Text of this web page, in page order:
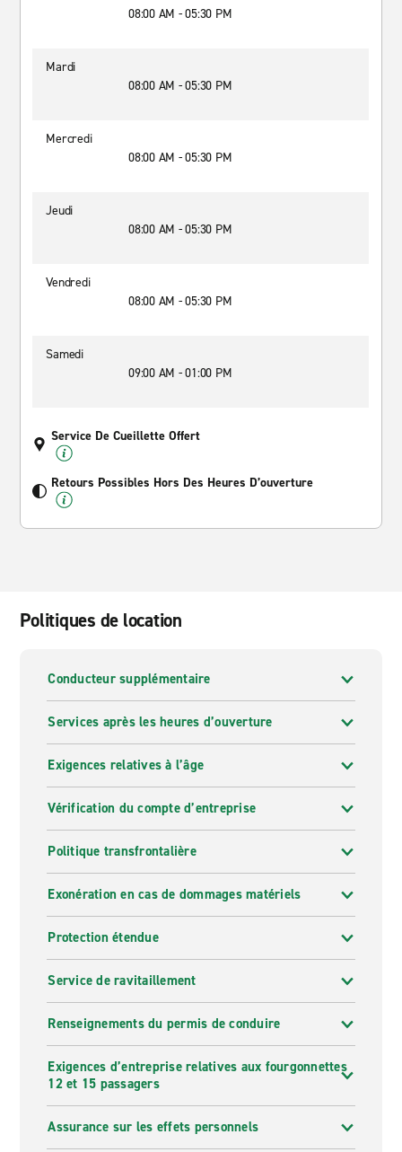
08:00 AM - 05:30 PM
Mardi
08:00 AM - 05:30 PM
Mercredi
08:00 AM - 05:30 PM
Jeudi
08:00 AM - 05:30 PM
Vendredi
08:00 AM - 05:30 PM
Samedi
09:00 AM - 01:00 PM
Service De Cueillette Offert
Retours Possibles Hors Des Heures D’ouverture
Politiques de location
Conducteur supplémentaire
Services après les heures d’ouverture
Exigences relatives à l’âge
Vérification du compte d’entreprise
Politique transfrontalière
Exonération en cas de dommages matériels
Protection étendue
Service de ravitaillement
Renseignements du permis de conduire
Exigences d’entreprise relatives aux fourgonnettes
12 et 15 passagers
Assurance sur les effets personnels